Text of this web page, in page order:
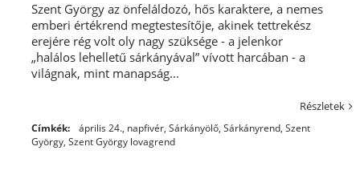
Szent György az önfeláldozó, hős karaktere, a nemes
emberi értékrend megtestesítője, akinek tettrekész
erejére rég volt oly nagy szüksége - a jelenkor
„halálos lehelletű sárkányával” vívott harcában - a
világnak, mint manapság...
Részletek
Címkék: április 24., napfivér, Sárkányölő, Sárkányrend, Szent
György, Szent György lovagrend